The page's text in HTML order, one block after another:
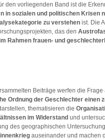
den vorliegenden Band ist die
in sozialen und politischen Krisen
zu verstehen ist. Die
das den
Rahmen frauen- und
Beiträge werfen die
Ordnung der Geschlechter einen
thematisieren die
im Widerstand und
des geographischen
auseinander und machen